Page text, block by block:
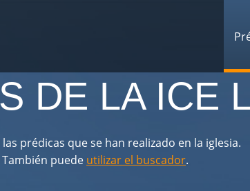
DE LA ICE
las prédicas que se han realizado en la iglesia.
También puede utilizar el buscador.